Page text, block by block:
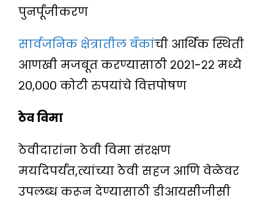
पुनर्पूंजीकरण
सार्वजनिक क्षेत्रातील बँकांची आर्थिक स्थिती
आणखी मजबूत करण्यासाठी २०२१-२२ मध्ये
२०,००० कोटी रुपयांचे वित्तपोषण
ठेव विमा
ठेवीदारांना ठेवी विमा संरक्षण
मर्यादेपर्यंत,त्यांच्या ठेवी सहज आणि वेळेवर
उपलब्ध करून देण्यासाठी डीआयसीजीसी